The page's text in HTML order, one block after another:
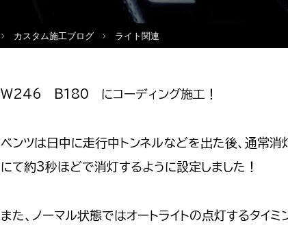
カスタム施工ブログ ライト関連
W246 B180 にコーディング施工！
ベンツは日中に走行中トンネルなどを出た後、通常
にて約3秒ほどで消灯するように設定しました！
また、ノーマル状態ではオートライトの点灯するタイ